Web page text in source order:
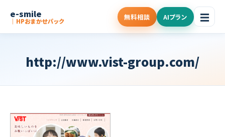
e-smile
｜HPおまかせパック 無料相談 AIプラン ☰
http://www.vist-group.com/